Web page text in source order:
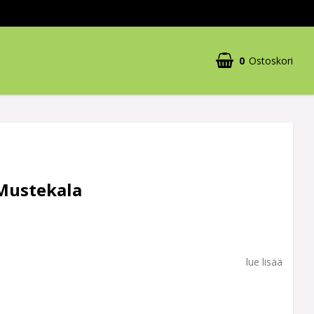
0 Ostoskori
lue lisää